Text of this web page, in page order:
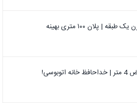
| پلان ۱۰۰ متری بهینه